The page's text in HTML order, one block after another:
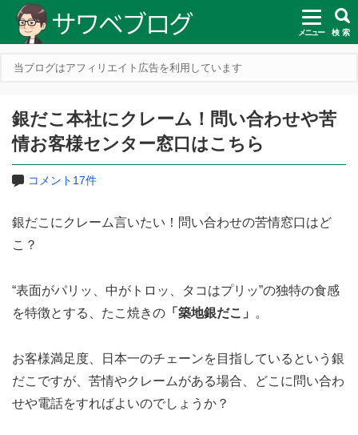
メニュー 検 索
当ブログはアフィリエイト広告を利用しています
銀だこ本社にクレーム！問い合わせや苦
情お客様センター窓口はこちら
コメント17件
銀だこにクレーム言いたい！問い合わせの苦情窓口はど
こ？
“表面がパリッ、中がトロッ、タコはプリッ”の独特の食感
を特徴とする、たこ焼きの 「築地銀だこ」 。
お客様満足度、日本一のチェーンを目指しているという銀
だこですが、苦情やクレームがある場合、どこに問い合わ
せや電話をすればよいのでしょうか？